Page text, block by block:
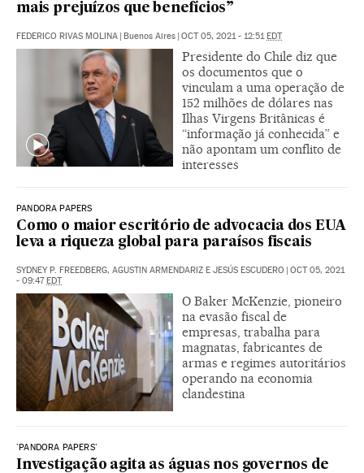
mais prejuízos que benefícios”
FEDERICO RIVAS MOLINA | Buenos Aires | OCT 05, 2021 - 12:51EDT
Presidente do Chile diz que
os documentos que o
vinculam a uma operação de
152 milhões de dólares nas
Ilhas Virgens Britânicas é
“informação já conhecida” e
não apontam um conflito de
interesses
PANDORA PAPERS
Como o maior escritório de advocacia dos EUA
leva a riqueza global para paraísos fiscais
SYDNEY P. FREEDBERG, AGUSTIN ARMENDARIZ E JESÚS ESCUDERO | OCT 05, 2021
- 09:47EDT
O Baker McKenzie, pioneiro
na evasão fiscal de
empresas, trabalha para
magnatas, fabricantes de
armas e regimes autoritários
operando na economia
clandestina
'PANDORA PAPERS'
Investigação agita as águas nos governos de